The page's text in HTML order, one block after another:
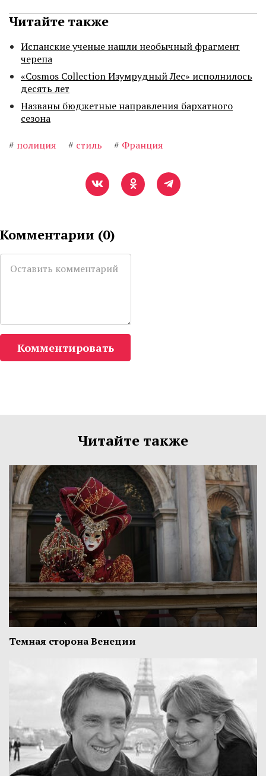
Читайте также
Испанские ученые нашли необычный фрагмент
черепа
«Cosmos Collection Изумрудный Лес» исполнилось
десять лет
Названы бюджетные направления бархатного
сезона
# полиция # стиль # Франция
Комментарии (0)
Комментировать
Читайте также
Темная сторона Венеции